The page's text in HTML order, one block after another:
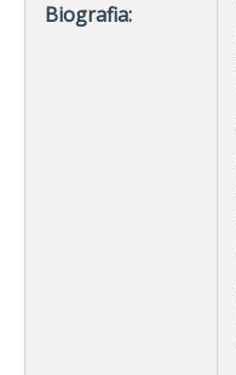
Biografia: